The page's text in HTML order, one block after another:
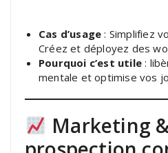
Cas d’usage : Simplifiez
Créez et déployez des
Pourquoi c’est utile :
mentale et optimise vos
Marketing